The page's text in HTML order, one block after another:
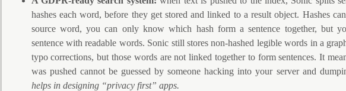
hashes each word, before they get stored and linked to a result object. Hashes
source word, you can only know which hash form a sentence together, but
sentence with readable words. Sonic still stores non-hashed legible words in a
typo corrections, but those words are not linked together to form sentences. It
was pushed cannot be guessed by someone hacking into your server and
helps in designing “privacy first” apps.